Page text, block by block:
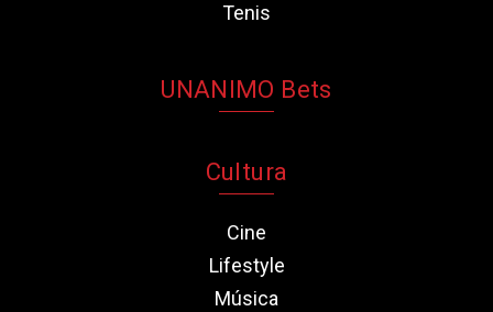
Tenis
UNANIMO Bets
Cultura
Cine
Lifestyle
Música